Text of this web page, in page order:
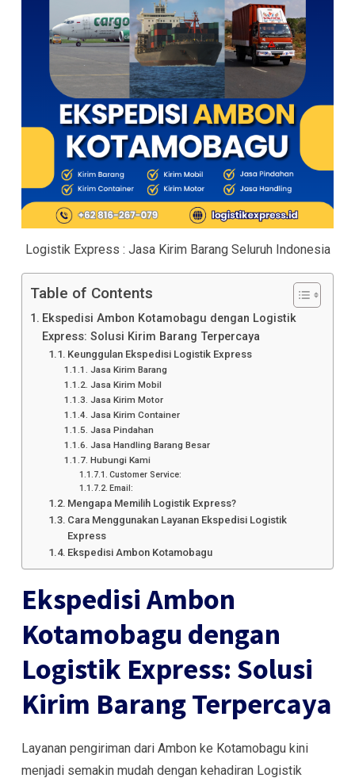
Logistik Express : Jasa Kirim Barang Seluruh Indonesia
Table of Contents
Ekspedisi Ambon Kotamobagu dengan Logistik
Express: Solusi Kirim Barang Terpercaya
Keunggulan Ekspedisi Logistik Express
Jasa Kirim Barang
Jasa Kirim Mobil
Jasa Kirim Motor
Jasa Kirim Container
Jasa Pindahan
Jasa Handling Barang Besar
Hubungi Kami
Customer Service:
Email:
Mengapa Memilih Logistik Express?
Cara Menggunakan Layanan Ekspedisi Logistik
Express
Ekspedisi Ambon Kotamobagu
Ekspedisi Ambon
Kotamobagu dengan
Logistik Express: Solusi
Kirim Barang Terpercaya
Layanan pengiriman dari Ambon ke Kotamobagu kini
menjadi semakin mudah dengan kehadiran Logistik